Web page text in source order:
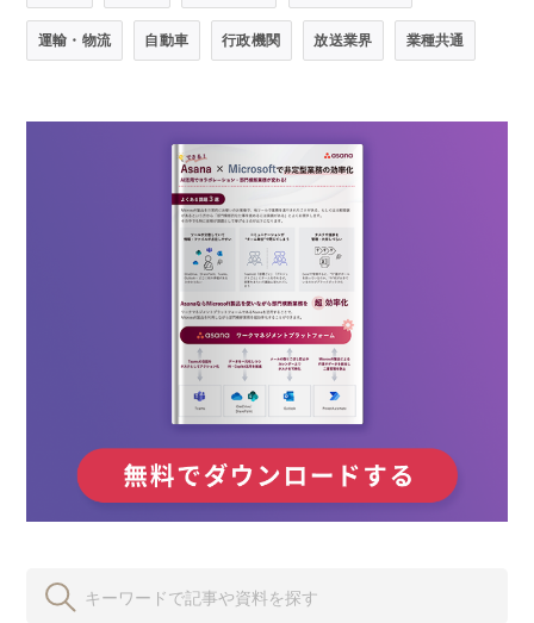
運輸・物流 自動車 行政機関 放送業界 業種共通